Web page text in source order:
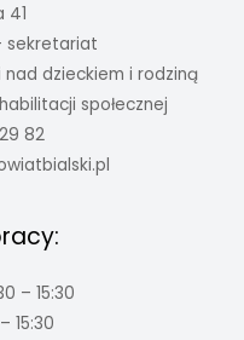
41
sekretariat
nad dzieckiem i rodziną
społecznej
82
– 15:30
15:30